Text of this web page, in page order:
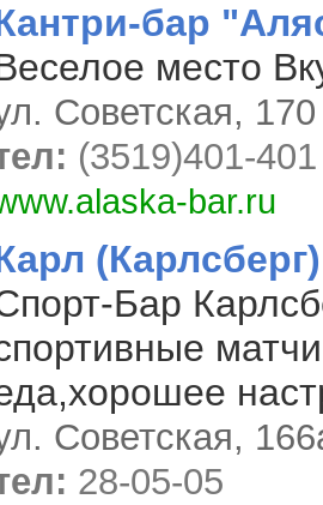
бар
место
Советская, 170
(3519)401-401
bar.ru
(Карлсберг)
Бар
Советская,
28-05-05